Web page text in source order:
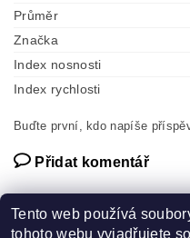
Průměr
Značka
Index nosnosti
Index rychlosti
Buďte první, kdo napíše
Přidat komentář
Tento web používá
tohoto webu vyjadřujete